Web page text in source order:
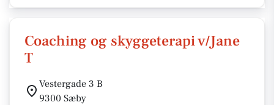
Coaching og skyggeterapi v/Jane
T
Vestergade 3 B
9300 Sæby